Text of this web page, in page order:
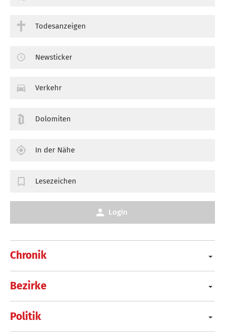
Chronik
Bezirke
Politik
Todesanzeigen
Newsticker
Verkehr
Dolomiten
In der Nähe
Lesezeichen
Login